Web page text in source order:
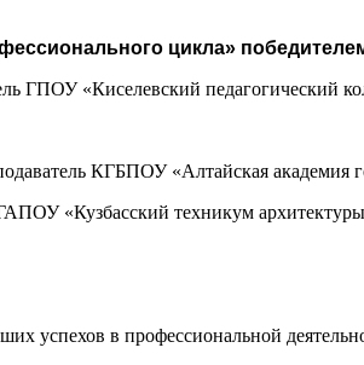
цикла»
ГПОУ «Киселевский педагогический
КГБПОУ «Алтайская академия
«Кузбасский техникум
успехов в профессиональной